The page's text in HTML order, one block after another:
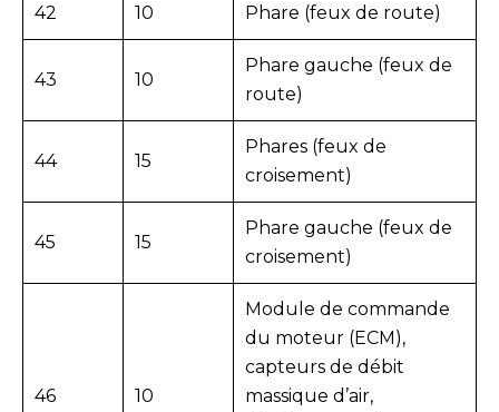
42 10 Phare (feux de route)
43 10
Phare gauche (feux de
route)
44 15
Phares (feux de
croisement)
45 15
Phare gauche (feux de
croisement)
46 10
Module de commande
du moteur (ECM),
capteurs de débit
massique d’air,